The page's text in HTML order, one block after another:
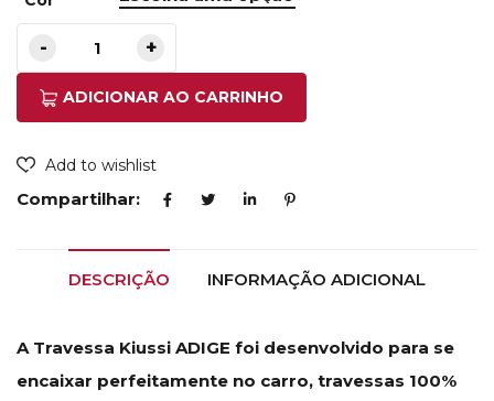
ADICIONAR AO CARRINHO
Add to wishlist
Compartilhar:
DESCRIÇÃO INFORMAÇÃO ADICIONAL
A Travessa Kiussi ADIGE foi desenvolvido para se
encaixar perfeitamente no carro, travessas 100%